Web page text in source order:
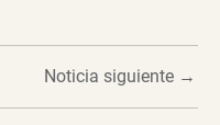
Noticia siguiente →